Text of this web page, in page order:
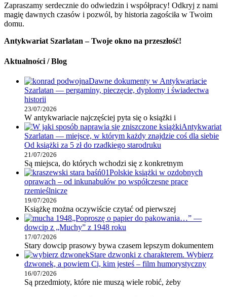
Zapraszamy serdecznie do odwiedzin i współpracy! Odkryj z nami
magię dawnych czasów i pozwól, by historia zagościła w Twoim
domu.
Antykwariat Szarlatan – Twoje okno na przeszłość!
Aktualności / Blog
Dawne dokumenty w Antykwariacie
Szarlatan — pergaminy, pieczęcie, dyplomy i świadectwa
historii
23/07/2026
W antykwariacie najczęściej pyta się o książki i
Antykwariat
Szarlatan — miejsce, w którym każdy znajdzie coś dla siebie
Od książki za 5 zł do rzadkiego starodruku
21/07/2026
Są miejsca, do których wchodzi się z konkretnym
Polskie książki w ozdobnych
oprawach – od inkunabułów po współczesne prace
rzemieślnicze
19/07/2026
Książkę można oczywiście czytać od pierwszej
„Poproszę o papier do pakowania…” —
dowcip z „Muchy” z 1948 roku
17/07/2026
Stary dowcip prasowy bywa czasem lepszym dokumentem
Stare dzwonki z charakterem. Wybierz
dzwonek, a powiem Ci, kim jesteś – film humorystyczny
16/07/2026
Są przedmioty, które nie muszą wiele robić, żeby